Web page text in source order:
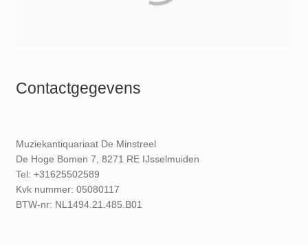
Contactgegevens
Muziekantiquariaat De Minstreel
De Hoge Bomen 7, 8271 RE IJsselmuiden
Tel: +31625502589
Kvk nummer: 05080117
BTW-nr: NL1494.21.485.B01